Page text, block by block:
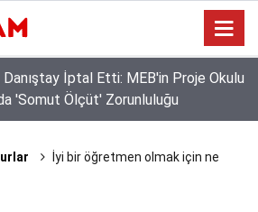
İptal Etti: MEB'in Proje Okulu
'Somut Ölçüt' Zorunluluğu
İyi bir öğretmen olmak için ne